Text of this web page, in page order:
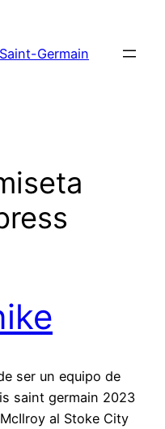
Germain
ser un equipo de
saint germain 2023
al Stoke City